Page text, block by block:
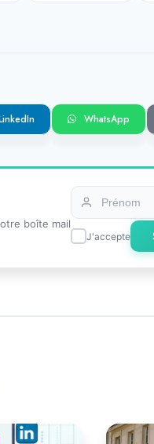
WhatsApp
boîte mail
J'accepte